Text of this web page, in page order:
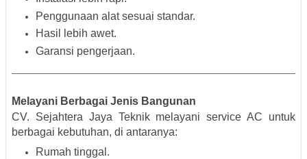
Penggunaan alat sesuai standar.
Hasil lebih awet.
Garansi pengerjaan.
Melayani Berbagai Jenis Bangunan
CV. Sejahtera Jaya Teknik melayani service AC untuk
berbagai kebutuhan, di antaranya:
Rumah tinggal.